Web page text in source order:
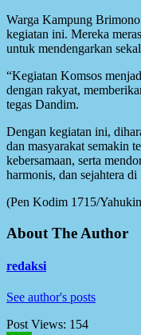
Warga Kampung
kegiatan ini. Mereka
untuk mendengarkan
“Kegiatan Komsos
dengan rakyat,
tegas Dandim.
Dengan kegiatan ini,
dan masyarakat semakin
kebersamaan, serta
harmonis, dan sejahtera
(Pen Kodim 1715/
About The Author
redaksi
See author's posts
Post Views: 154